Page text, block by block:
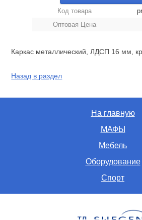
Код товара
Оптовая Цена
Каркас металлический, ЛДСП 16 мм,
Назад в раздел
На главную
МАФЫ
Мебель
Оборудование
Спорт